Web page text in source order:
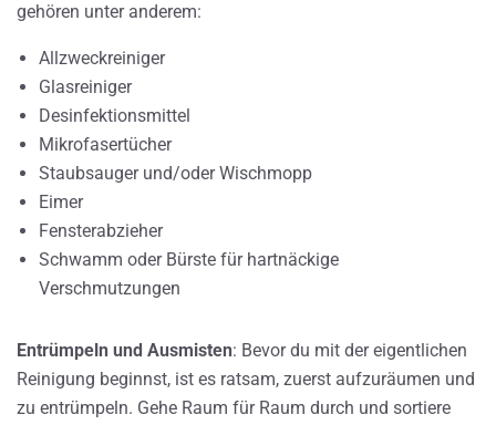
gehören unter anderem:
Allzweckreiniger
Glasreiniger
Desinfektionsmittel
Mikrofasertücher
Staubsauger und/oder Wischmopp
Eimer
Fensterabzieher
Schwamm oder Bürste für hartnäckige
Verschmutzungen
Entrümpeln und Ausmisten: Bevor du mit der eigentlichen
Reinigung beginnst, ist es ratsam, zuerst aufzuräumen und
zu entrümpeln. Gehe Raum für Raum durch und sortiere